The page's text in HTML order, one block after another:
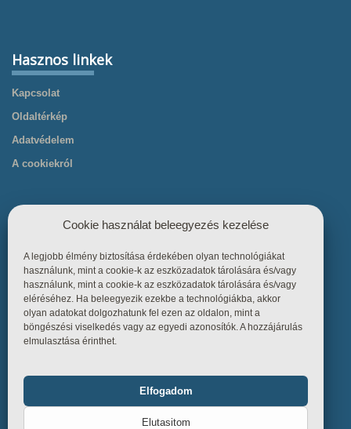
Hasznos linkek
Kapcsolat
Oldaltérkép
Adatvédelem
A cookiekról
Hasznos linkek
Főoldal
Termékek
Tudástár
Üzletszabályzat
Cookie használat beleegyezés kezelése
A legjobb élmény biztosítása érdekében olyan technológiákat
használunk, mint a cookie-k az eszközadatok tárolására és/vagy
használunk, mint a cookie-k az eszközadatok tárolására és/vagy
eléréséhez. Ha beleegyezik ezekbe a technológiákba, akkor
olyan adatokat dolgozhatunk fel ezen az oldalon, mint a
böngészési viselkedés vagy az egyedi azonosítók. A hozzájárulás
elmulasztása érinthet.
Elfogadom
Elutasitom